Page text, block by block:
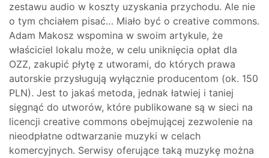
zestawu audio w koszty uzyskania przychodu. Ale nie
o tym chciałem pisać… Miało być o creative commons.
Adam Makosz wspomina w swoim artykule, że
właściciel lokalu może, w celu uniknięcia opłat dla
OZZ, zakupić płytę z utworami, do których prawa
autorskie przysługują wyłącznie producentom (ok. 150
PLN). Jest to jakaś metoda, jednak łatwiej i taniej
sięgnąć do utworów, które publikowane są w sieci na
licencji creative commons obejmującej zezwolenie na
nieodpłatne odtwarzanie muzyki w celach
komercyjnych. Serwisy oferujące taką muzykę można